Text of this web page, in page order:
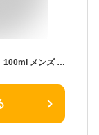
REVUM ヘアオイル 洗い流さないトリートメント 100ml メンズ レディース オーガニック ヘアケア サラサラ